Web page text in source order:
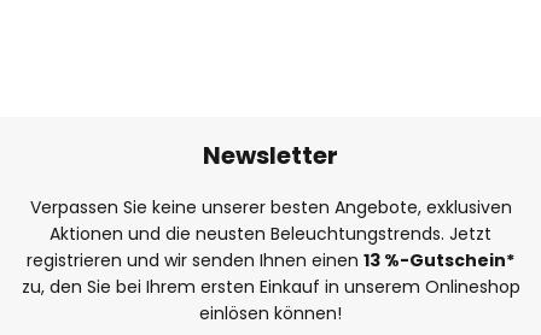
Newsletter
Verpassen Sie keine unserer besten Angebote, exklusiven
Aktionen und die neusten Beleuchtungstrends. Jetzt
registrieren und wir senden Ihnen einen 13 %-Gutschein*
zu, den Sie bei Ihrem ersten Einkauf in unserem Onlineshop
einlösen können!